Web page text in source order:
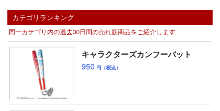
カテゴリランキング
同一カテゴリ内の過去30日間の売れ筋商品をご紹介します
キャラクターズカンフーバット
950 円（税込）